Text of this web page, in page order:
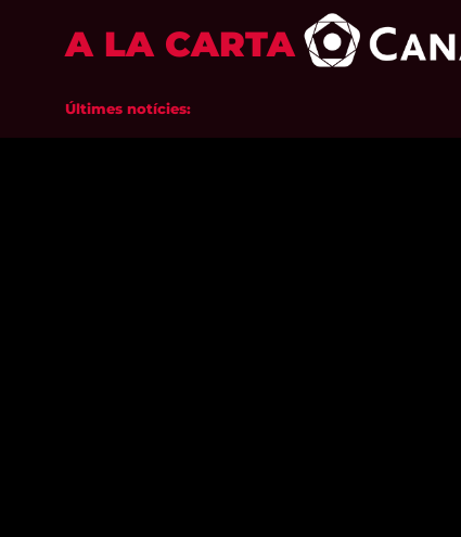
A LA CARTA
Últimes notícies: